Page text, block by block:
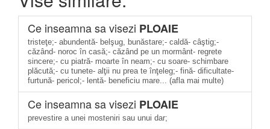
Ce inseamna sa visezi PLOAIE
tristeţe;- abundentă- belşug, bunăstare;- caldă- câştig;-
căzând- noroc în casă;- căzând pe un mormânt- regrete
sincere;- cu piatră- moarte în neam;- cu soare- schimbare
plăcută;- cu tunete- alţii nu prea te înţeleg;- fină- dificultate-
furtună- pericol;- lentă- beneficiu mare... (afla mai multe)
Ce inseamna sa visezi PLOAIE
prevestire a unei mosteniri sau unui dar;